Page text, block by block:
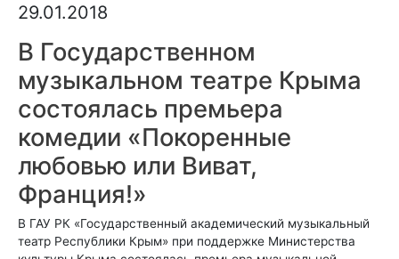
29.01.2018
В Государственном
музыкальном театре Крыма
состоялась премьера
комедии «Покоренные
любовью или Виват,
Франция!»
В ГАУ РК «Государственный академический музыкальный
театр Республики Крым» при поддержке Министерства